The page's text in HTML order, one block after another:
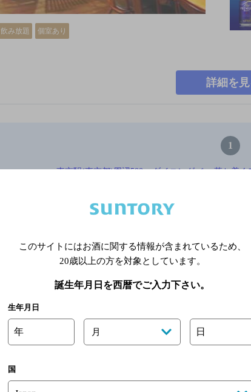
飲み放題 個室あり
詳細を
1
東京駅(東京都)周辺500m,ダイニングバー,落ち着
※店舗によりハイボール取り扱
関連ページ
このサイトにはお酒に関する情報が含まれているため、
20歳以上の方を対象としています。
誕生年月日を西暦でご入力下さい。
生年月日
年 月 日
国